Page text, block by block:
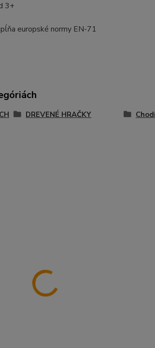
3+
europské normy EN-71
DREVENÉ HRAČKY